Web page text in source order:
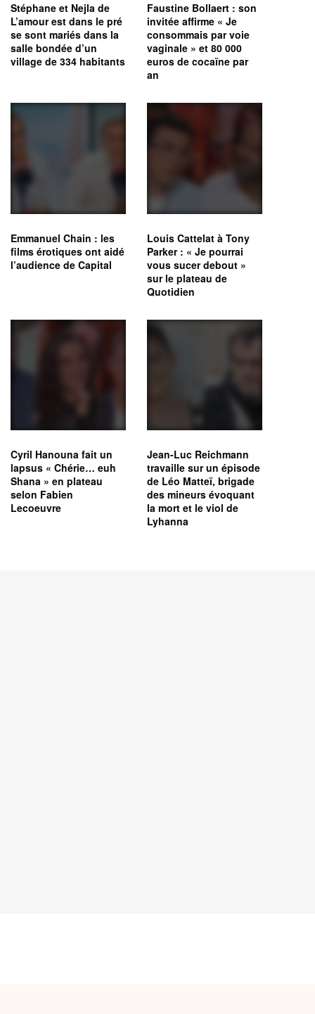
Stéphane et Nejla de
L’amour est dans le pré
se sont mariés dans la
salle bondée d’un
village de 334 habitants
Faustine Bollaert : son
invitée affirme « Je
consommais par voie
vaginale » et 80 000
euros de cocaïne par
an
Emmanuel Chain : les
films érotiques ont aidé
l’audience de Capital
Louis Cattelat à Tony
Parker : « Je pourrai
vous sucer debout »
sur le plateau de
Quotidien
Cyril Hanouna fait un
lapsus « Chérie… euh
Shana » en plateau
selon Fabien
Lecoeuvre
Jean-Luc Reichmann
travaille sur un épisode
de Léo Matteï, brigade
des mineurs évoquant
la mort et le viol de
Lyhanna